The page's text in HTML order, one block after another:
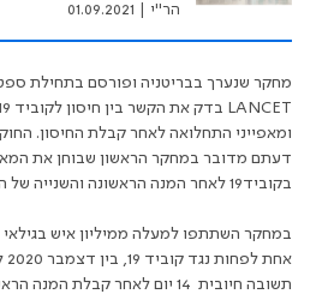
הר"י 01.09.2021
מחקר שנערך בבריטניה ופורסם בתחילת ספטמבר 2021
LANCET
ומאפייני התחלואה לאחר קבלת החיסון.
דעתם מדובר במחקר הראשון שבוחן את
בקוביד19 לאחר המנה הראשונה והשנייה של החיסון.